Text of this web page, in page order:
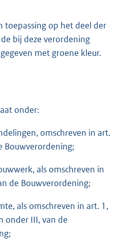
toepassing op het deel der
bij deze verordening
met groene kleur.
onder:
omschreven in art.
Bouwverordening;
als omschreven in
de Bouwverordening;
als omschreven in art. 1,
onder III, van de